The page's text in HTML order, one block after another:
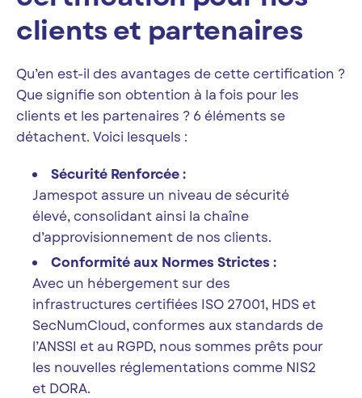
clients et partenaires
Qu’en est-il des avantages de cette certification ?
Que signifie son obtention à la fois pour les
clients et les partenaires ? 6 éléments se
détachent. Voici lesquels :
Sécurité Renforcée :
Jamespot assure un niveau de sécurité
élevé, consolidant ainsi la chaîne
d’approvisionnement de nos clients.
Conformité aux Normes Strictes :
Avec un hébergement sur des
infrastructures certifiées ISO 27001, HDS et
SecNumCloud, conformes aux standards de
l’ANSSI et au RGPD, nous sommes prêts pour
les nouvelles réglementations comme NIS2
et DORA.